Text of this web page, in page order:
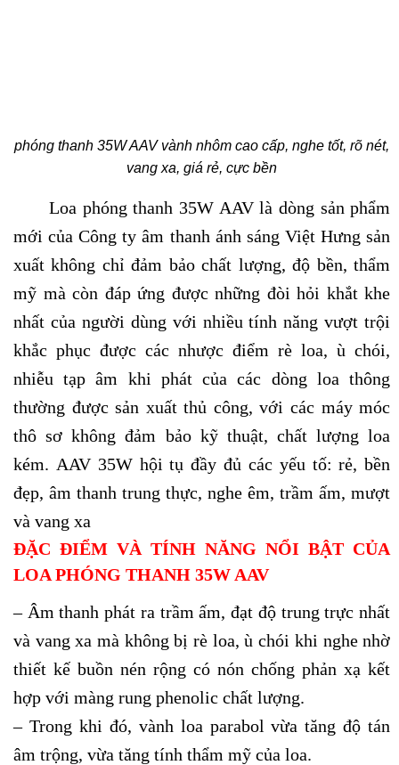
phóng thanh 35W AAV vành nhôm cao cấp, nghe tốt, rõ nét,
vang xa, giá rẻ, cực bền
Loa phóng thanh 35W AAV là dòng sản phẩm
mới của Công ty âm thanh ánh sáng Việt Hưng sản
xuất không chỉ đảm bảo chất lượng, độ bền, thẩm
mỹ mà còn đáp ứng được những đòi hỏi khắt khe
nhất của người dùng với nhiều tính năng vượt trội
khắc phục được các nhược điểm rè loa, ù chói,
nhiễu tạp âm khi phát của các dòng loa thông
thường được sản xuất thủ công, với các máy móc
thô sơ không đảm bảo kỹ thuật, chất lượng loa
kém. AAV 35W hội tụ đầy đủ các yếu tố: rẻ, bền
đẹp, âm thanh trung thực, nghe êm, trầm ấm, mượt
và vang xa
ĐẶC ĐIỂM VÀ TÍNH NĂNG NỔI BẬT CỦA
LOA PHÓNG THANH 35W AAV
– Âm thanh phát ra trầm ấm, đạt độ trung trực nhất
và vang xa mà không bị rè loa, ù chói khi nghe nhờ
thiết kế buồn nén rộng có nón chống phản xạ kết
hợp với màng rung phenolic chất lượng.
– Trong khi đó, vành loa parabol vừa tăng độ tán
âm trộng, vừa tăng tính thẩm mỹ của loa.